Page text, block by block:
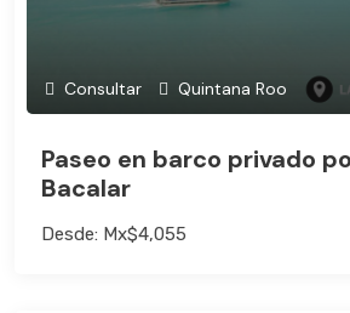
Consultar Quintana Roo
Paseo en barco privado
Bacalar
Desde: Mx$4,055